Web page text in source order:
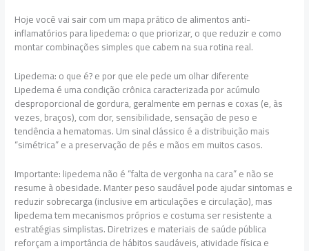
Hoje você vai sair com um mapa prático de alimentos anti-
inflamatórios para lipedema: o que priorizar, o que reduzir e como
montar combinações simples que cabem na sua rotina real.
Lipedema: o que é? e por que ele pede um olhar diferente
Lipedema é uma condição crônica caracterizada por acúmulo
desproporcional de gordura, geralmente em pernas e coxas (e, às
vezes, braços), com dor, sensibilidade, sensação de peso e
tendência a hematomas. Um sinal clássico é a distribuição mais
“simétrica” e a preservação de pés e mãos em muitos casos.
Importante: lipedema não é “falta de vergonha na cara” e não se
resume à obesidade. Manter peso saudável pode ajudar sintomas e
reduzir sobrecarga (inclusive em articulações e circulação), mas
lipedema tem mecanismos próprios e costuma ser resistente a
estratégias simplistas. Diretrizes e materiais de saúde pública
reforçam a importância de hábitos saudáveis, atividade física e